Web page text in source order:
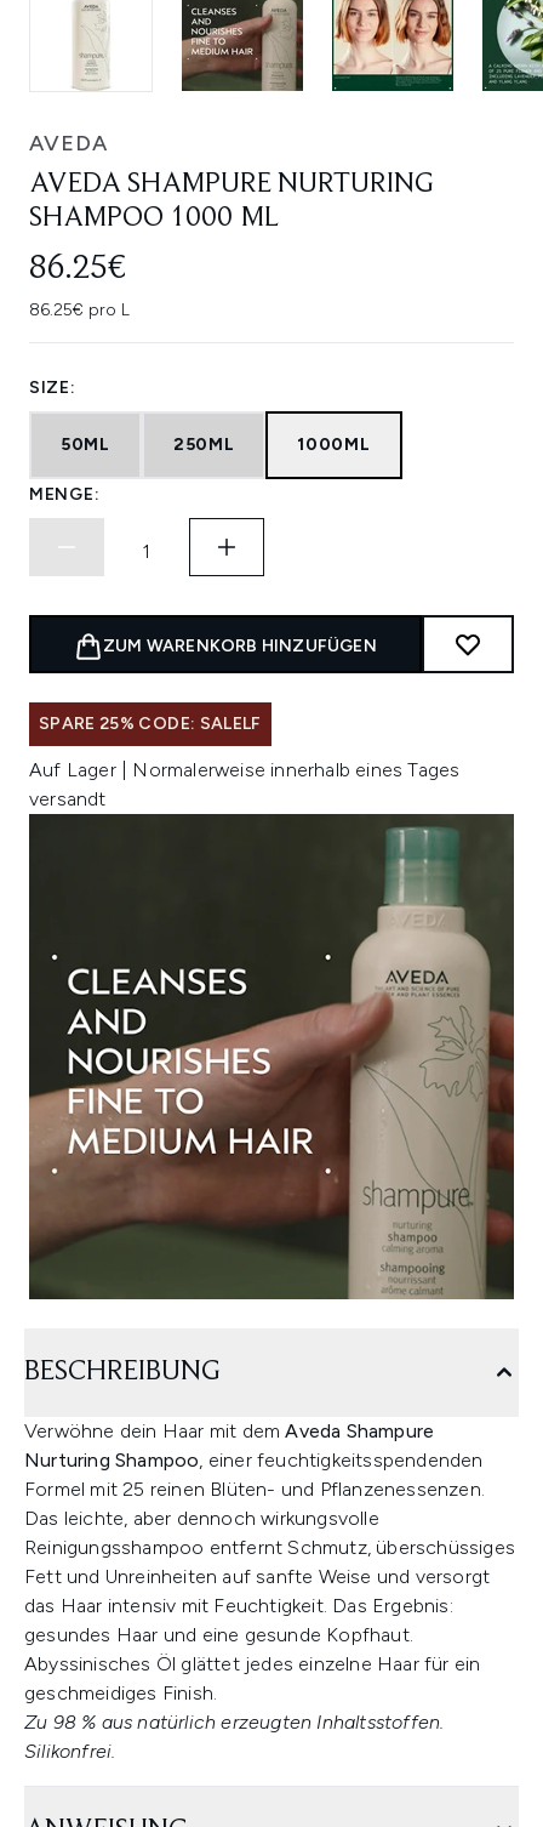
AVEDA
AVEDA SHAMPURE NURTURING
SHAMPOO 1000 ML
86.25€
86.25€ pro L
SIZE:
50ML 250ML 1000ML
MENGE:
ZUM WARENKORB HINZUFÜGEN
SPARE 25% CODE: SALELF
Auf Lager | Normalerweise innerhalb eines Tages
versandt
BESCHREIBUNG
Verwöhne dein Haar mit demAveda Shampure
Nurturing Shampoo, einer feuchtigkeitsspendenden
Formel mit 25 reinen Blüten- und Pflanzenessenzen.
Das leichte, aber dennoch wirkungsvolle
Reinigungsshampoo entfernt Schmutz, überschüssiges
Fett und Unreinheiten auf sanfte Weise und versorgt
das Haar intensiv mit Feuchtigkeit. Das Ergebnis:
gesundes Haar und eine gesunde Kopfhaut.
Abyssinisches Öl glättet jedes einzelne Haar für ein
geschmeidiges Finish.
Zu 98 % aus natürlich erzeugten Inhaltsstoffen.
Silikonfrei.